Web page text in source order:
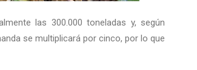
las 300.000 toneladas y, según
se multiplicará por cinco, por lo que